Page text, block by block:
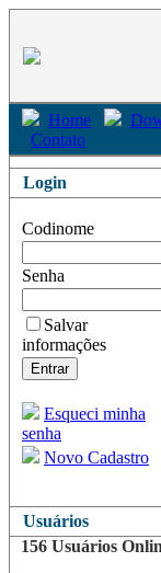
Home
Contato
Login
Codinome
Senha
Salvar
informações
Esqueci minha
senha
Novo Cadastro
Usuários
156 Usuários